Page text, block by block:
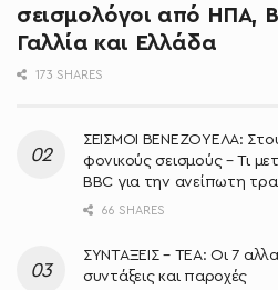
σεισμολόγοι από ΗΠΑ,
Γαλλία και Ελλάδα
173 SHARES
ΣΕΙΣΜΟΙ ΒΕΝΕΖΟΥΕΛΑ:
φονικούς σεισμούς – Τι
BBC για την ανείπωτη
66 SHARES
ΣΥΝΤΑΞΕΙΣ – ΤΕΑ: Οι 7
συντάξεις και παροχές